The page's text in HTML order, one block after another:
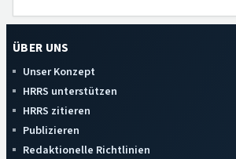
ÜBER UNS
Unser Konzept
HRRS unterstützen
HRRS zitieren
Publizieren
Redaktionelle Richtlinien